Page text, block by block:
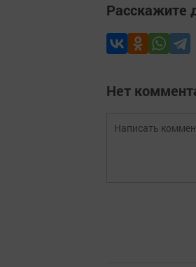
Расскажите
Нет